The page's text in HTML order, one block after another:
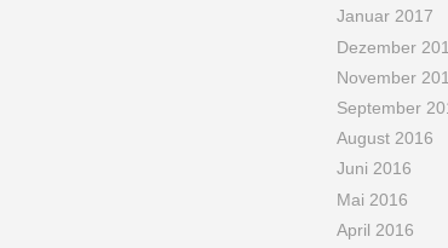
Januar 2017
Dezember
November
September
August 2016
Juni 2016
Mai 2016
April 2016